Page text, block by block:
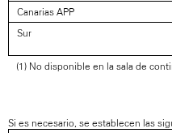
Canarias APP
Sur
(1) No disponible en la sala de
Si es necesario, se establecen las